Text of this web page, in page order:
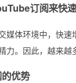
订阅来快
媒体环境中，快
力。因此，越来越
优势